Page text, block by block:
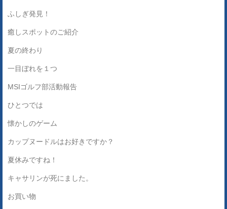
ふしぎ発見！
癒しスポットのご紹介
夏の終わり
一目ぼれを１つ
MSIゴルフ部活動報告
ひとつでは
懐かしのゲーム
カップヌードルはお好きですか？
夏休みですね！
キャサリンが死にました。
お買い物